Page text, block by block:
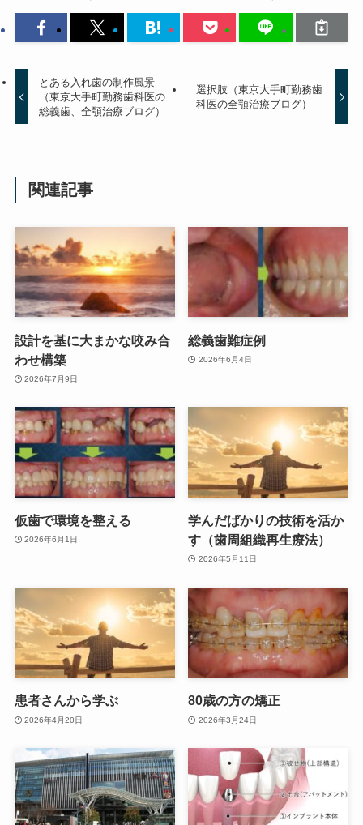
とある入れ歯の制作風景
（東京大手町勤務歯科医の
総義歯、全顎治療ブログ）
選択肢（東京大手町勤務歯
科医の全顎治療ブログ）
関連記事
設計を基に大まかな咬み合
わせ構築
2026年7月9日
総義歯難症例
2026年6月4日
仮歯で環境を整える
2026年6月1日
学んだばかりの技術を活か
す（歯周組織再生療法）
2026年5月11日
患者さんから学ぶ
2026年4月20日
80歳の方の矯正
2026年3月24日